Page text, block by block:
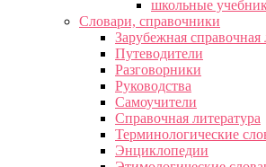
школьные
Словари, справочники
Зарубежная справочная
Путеводители
Разговорники
Руководства
Самоучители
Справочная литература
Терминологические
Энциклопедии